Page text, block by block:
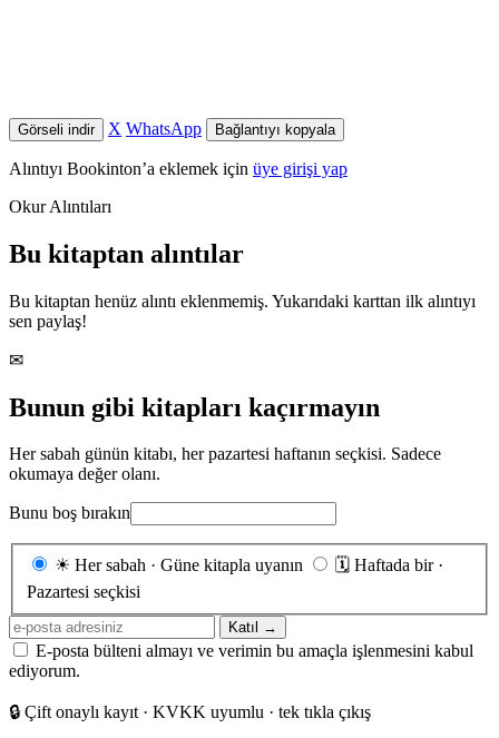
Görseli indir X WhatsApp Bağlantıyı kopyala
Alıntıyı Bookinton’a eklemek için üye girişi yap
Okur Alıntıları
Bu kitaptan alıntılar
Bu kitaptan henüz alıntı eklenmemiş. Yukarıdaki karttan ilk alıntıyı
sen paylaş!
✉
Bunun gibi kitapları kaçırmayın
Her sabah günün kitabı, her pazartesi haftanın seçkisi. Sadece
okumaya değer olanı.
Bunu boş bırakın
Gönderim
☀ Her sabah · Güne kitapla uyanın 🗓 Haftada bir ·
Pazartesi seçkisi
E-
posta
adresiniz
Katıl →
E-posta bülteni almayı ve verimin bu amaçla işlenmesini kabul
ediyorum.
🔒 Çift onaylı kayıt · KVKK uyumlu · tek tıkla çıkış